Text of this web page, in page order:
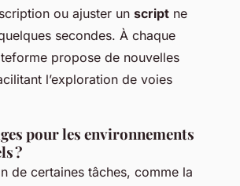
ou ajuster un script ne
secondes. À chaque
propose de nouvelles
l’exploration de voies
pour les environnements
?
de certaines tâches, comme la